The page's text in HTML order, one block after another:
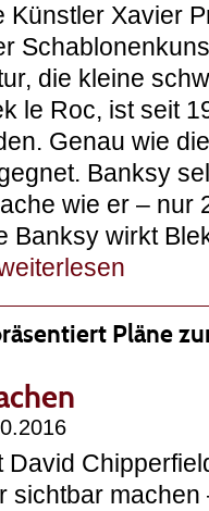
Künstler Xavier
die kleine
le Roc, ist seit
Genau wie
Banksy
wie er – nur
Banksy wirkt
Pläne
David
sichtbar